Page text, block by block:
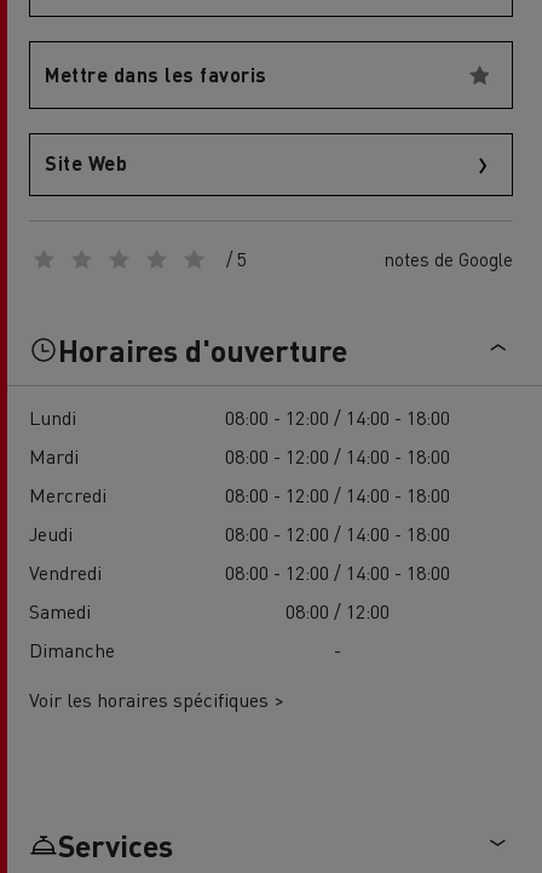
Mettre dans les favoris
Site Web
/ 5 notes de Google
Horaires d'ouverture
Lundi
08:00 - 12:00 / 14:00 - 18:00
Mardi
08:00 - 12:00 / 14:00 - 18:00
Mercredi
08:00 - 12:00 / 14:00 - 18:00
Jeudi
08:00 - 12:00 / 14:00 - 18:00
Vendredi
08:00 - 12:00 / 14:00 - 18:00
Samedi
08:00 / 12:00
Dimanche
-
Voir les horaires spécifiques >
Services